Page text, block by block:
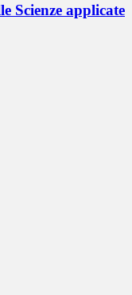
Scienze applicate